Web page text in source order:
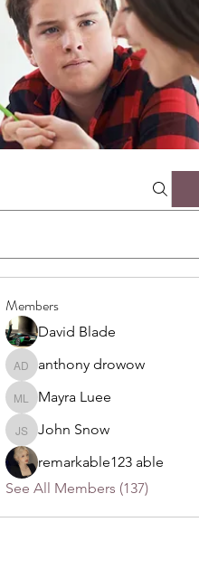
Members
David Blade
anthony drowow
anthony drowow
Mayra Luee
Mayra Luee
John Snow
John Snow
remarkable123 able
See All Members (137)